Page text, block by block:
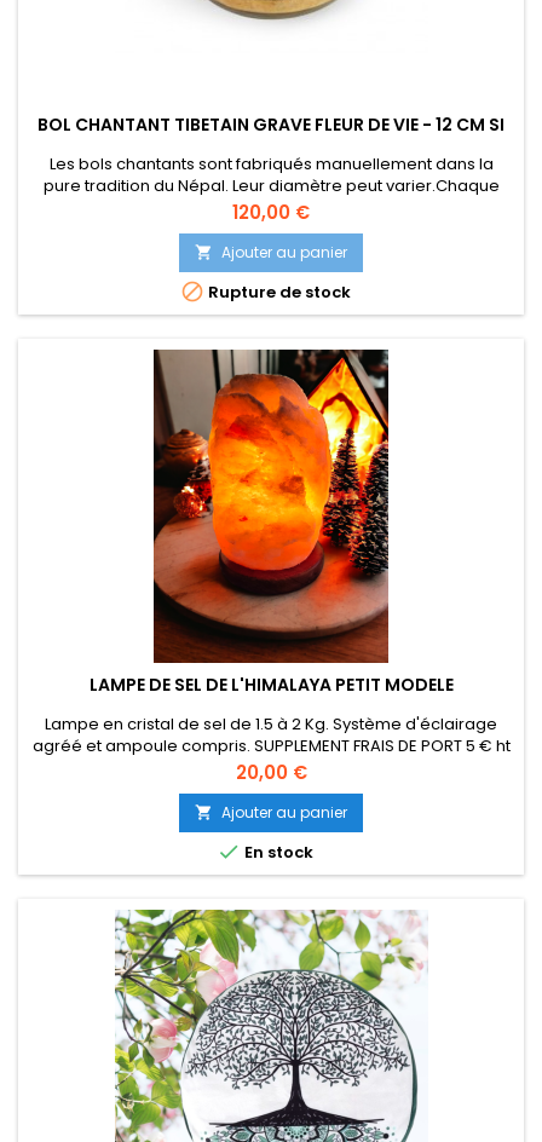
BOL CHANTANT TIBETAIN GRAVE FLEUR DE VIE - 12 CM SI
Les bols chantants sont fabriqués manuellement dans la
pure tradition du Népal. Leur diamètre peut varier.Chaque
bol est unique, le design / la couleur peuvent être quelque
peu différents de la photo affichée. Environs 12 cm sur 7 cm.
530 gr Note : SI Son longue durée. vendu sans maillet en bois
Prix
120,00 €
 Ajouter au panier
 Rupture de stock
LAMPE DE SEL DE L'HIMALAYA PETIT MODELE
Lampe en cristal de sel de 1.5 à 2 Kg. Système d'éclairage
agréé et ampoule compris. SUPPLEMENT FRAIS DE PORT 5 € ht
Prix
20,00 €
 Ajouter au panier
 En stock